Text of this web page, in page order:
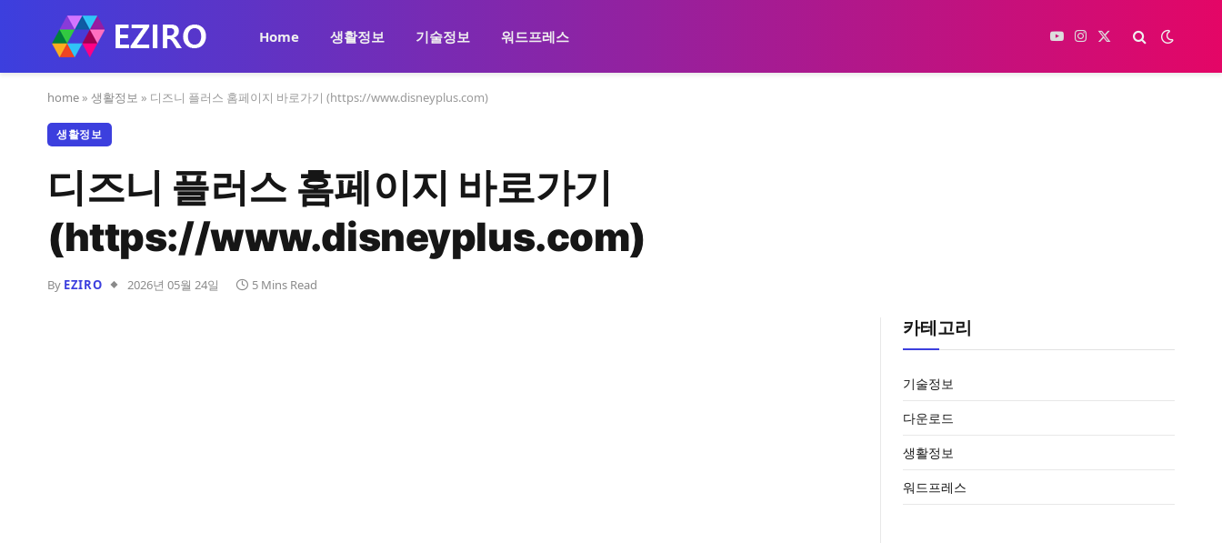
Home 생활정보 기술정보 워드프레스 YouTubeInstagram
X
home » 생활정보 » 디즈니 플러스 홈페이지 바로가기 (https://www.disneyplus.com)
생활정보
디즈니 플러스 홈페이지 바로가기
(https://www.disneyplus.com)
By EZIRO 2026년 05월 24일 5 Mins Read
카테고리
기술정보
다운로드
생활정보
워드프레스